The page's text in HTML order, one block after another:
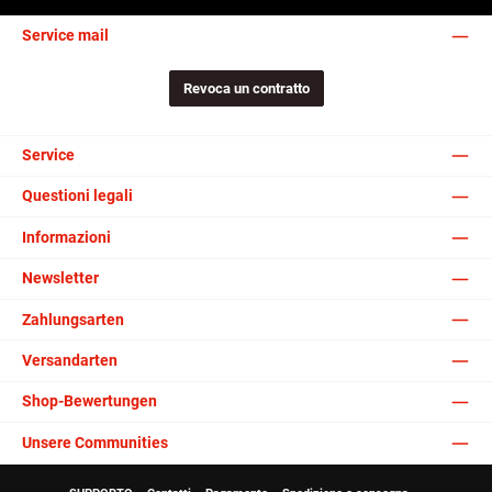
Service mail
Revoca un contratto
Service
Questioni legali
Informazioni
Newsletter
Zahlungsarten
Versandarten
Shop-Bewertungen
Unsere Communities